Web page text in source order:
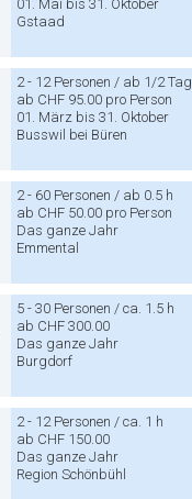
01. Mai bis 31. Oktober
Gstaad
2 - 12 Personen / ab 1/2 Tag
ab CHF 95.00 pro Person
01. März bis 31. Oktober
Busswil bei Büren
2 - 60 Personen / ab 0.5 h
ab CHF 50.00 pro Person
Das ganze Jahr
Emmental
5 - 30 Personen / ca. 1.5 h
ab CHF 300.00
Das ganze Jahr
Burgdorf
2 - 12 Personen / ca. 1 h
ab CHF 150.00
Das ganze Jahr
Region Schönbühl